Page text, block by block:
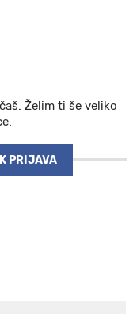
Želim ti še veliko
PRIJAVA